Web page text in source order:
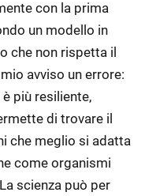
con la prima
un modello in
che non rispetta il
avviso un errore:
più resiliente,
di trovare il
che meglio si adatta
come organismi
scienza può per